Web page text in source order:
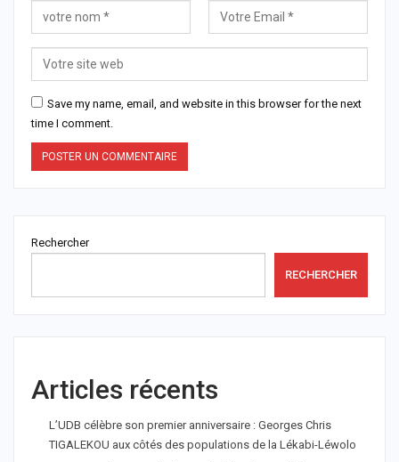
Save my name, email, and website in this browser for the next
time I comment.
Rechercher
RECHERCHER
Articles récents
L’UDB célèbre son premier anniversaire : Georges Chris
TIGALEKOU aux côtés des populations de la Lékabi-Léwolo